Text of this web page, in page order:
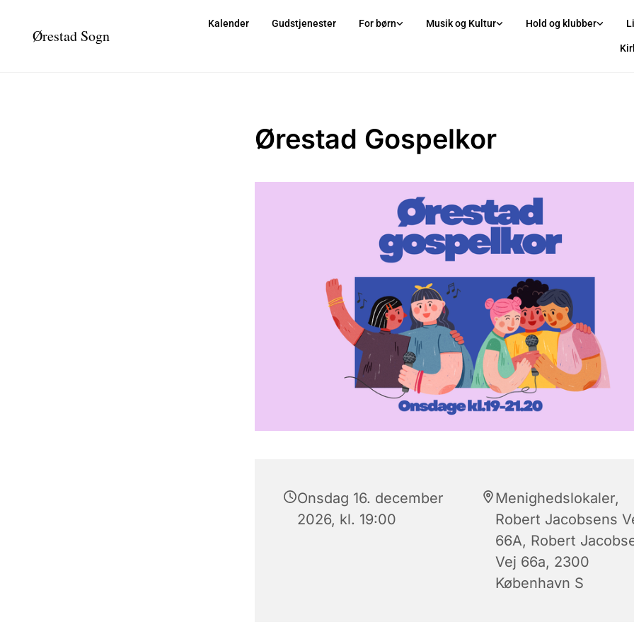
Ørestad Sogn
Kalender Gudstjenester For børn Musik og Kultur Hold og klubber
Ørestad Gospelkor
Onsdag 16. december
2026, kl. 19:00
Menighedslokaler,
Robert Jacobsens
66A, Robert
Vej 66a, 2300
København S